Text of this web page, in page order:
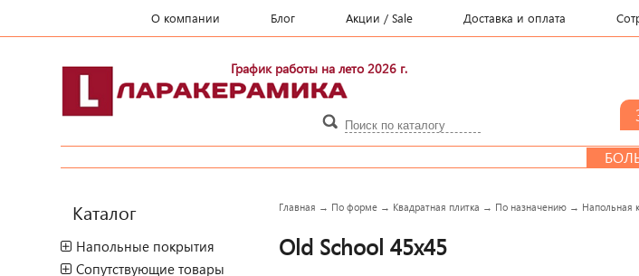
О компании Блог Акции / Sale Доставка и оплата
График работы на лето 2026 г.
БОЛЬШОЙ
Каталог
Напольные покрытия
Сопутствующие товары
Главная → По форме → Квадратная плитка → По назначению → Напольная
Old School 45x45